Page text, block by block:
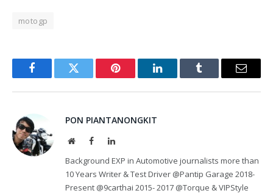
motogp
FacebookTwitter Pinterest LinkedInTumblr Email
PON PIANTANONGKIT
WebsiteFacebookLinkedIn
Background EXP in Automotive journalists more than
10 Years Writer & Test Driver @Pantip Garage 2018-
Present @9carthai 2015- 2017 @Torque & VIPStyle